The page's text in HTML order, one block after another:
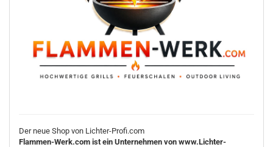
Der neue Shop von Lichter-Profi.com
Flammen-Werk.com ist ein Unternehmen von www.Lichter-